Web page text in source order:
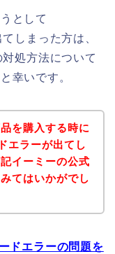
として
しまった方は、
処方法について
幸いです。
を購入する時に
エラーが出てし
イーミーの公式
てはいかがでし
ドエラーの問題を